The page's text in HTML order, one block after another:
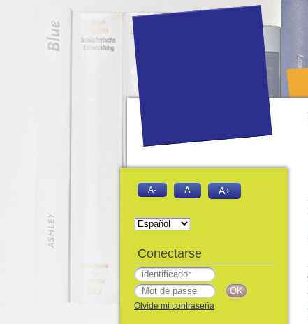
A- A A+
Conectarse
Olvidé mi contraseña